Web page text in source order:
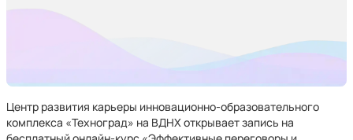
Центр развития карьеры инновационно-образовательного
комплекса «Техноград» на ВДНХ открывает запись на